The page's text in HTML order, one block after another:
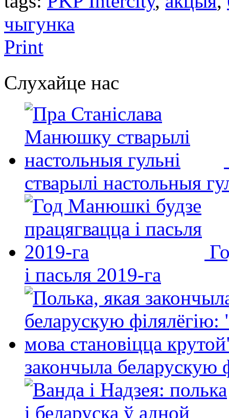
чыгунка
Print
Слухайце нас
стварылі настольныя
і пасьля 2019-га
закончыла беларускую